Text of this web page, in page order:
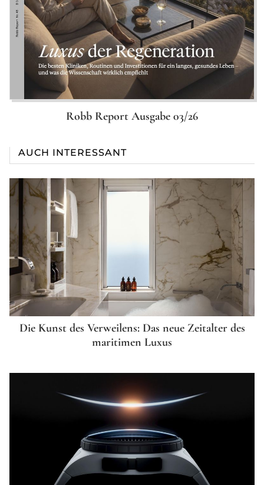
Robb Report Ausgabe 03/26
AUCH INTERESSANT
Die Kunst des Verweilens: Das neue Zeitalter des
maritimen Luxus